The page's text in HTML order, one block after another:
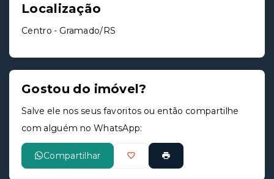
Localização
Centro - Gramado/RS
Gostou do imóvel?
Salve ele nos seus favoritos ou então compartilhe
com alguém no WhatsApp:
Compartilhar